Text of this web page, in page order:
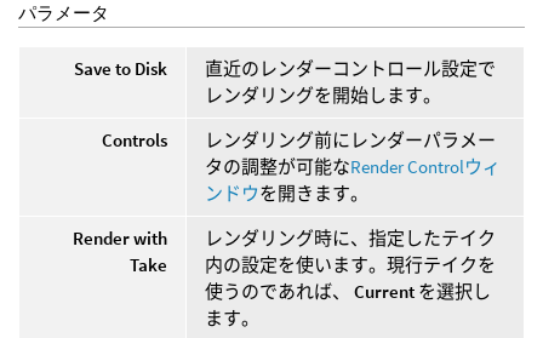
パラメータ
Save to Disk
直近のレンダーコントロール設定で
レンダリングを開始します。
Controls
レンダリング前にレンダーパラメー
タの調整が可能なRender Controlウィ
ンドウを開きます。
Render with
Take
レンダリング時に、指定したテイク
内の設定を使います。現行テイクを
使うのであれば、 Current を選択し
ます。